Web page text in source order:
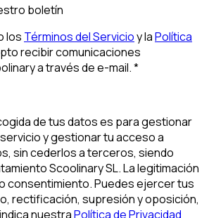
boletín
los Términos del Servicioy laPolítica
recibir comunicaciones
a través de e-mail.*
de tus datos es para gestionar
y gestionar tu acceso a
sin cederlos a terceros, siendo
Scoolinary SL. La legitimación
consentimiento. Puedes ejercer tus
rectificación, supresión y oposición,
nuestraPolítica de Privacidad